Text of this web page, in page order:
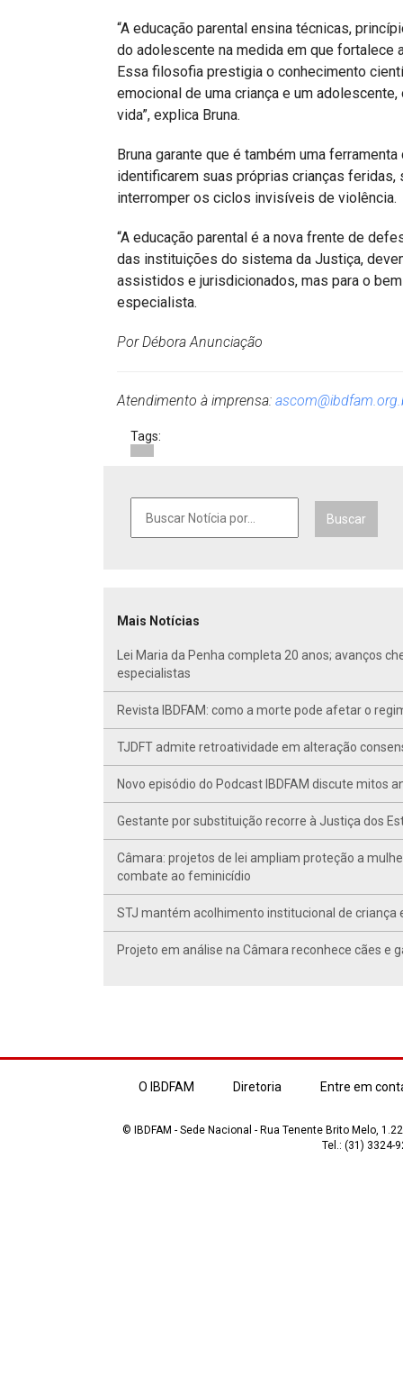
“A educação parental ensina técnicas,
do adolescente na medida em que fortalece
Essa filosofia prestigia o conhecimento
emocional de uma criança e um
vida”, explica Bruna.
Bruna garante que é também uma
identificarem suas próprias crianças
interromper os ciclos invisíveis de violência.
“A educação parental é a nova frente de
das instituições do sistema da Justiça,
assistidos e jurisdicionados, mas para o
especialista.
Por Débora Anunciação
Atendimento à imprensa:
Tags:
Buscar
Mais Notícias
Lei Maria da Penha completa 20 anos; avanços
especialistas
Revista IBDFAM: como a morte pode afetar o
TJDFT admite retroatividade em alteração
Novo episódio do Podcast IBDFAM discute mitos
Gestante por substituição recorre à Justiça dos
Câmara: projetos de lei ampliam proteção a
combate ao feminicídio
STJ mantém acolhimento institucional de criança
Projeto em análise na Câmara reconhece cães e
O IBDFAM Diretoria Entre em
© IBDFAM - Sede Nacional - Rua Tenente Brito Melo,
Tel.: (31) 3324-